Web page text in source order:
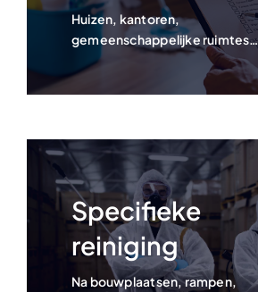
Huizen, kantoren,
gemeenschappelijke ruimtes…
Specifieke
reiniging
Na bouwplaatsen, rampen,